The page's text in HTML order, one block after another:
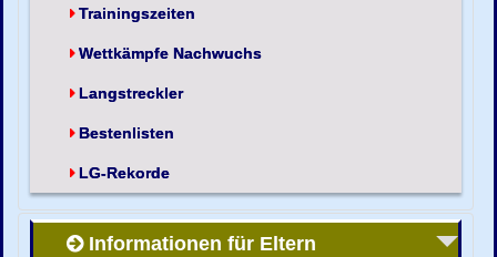
Trainingszeiten
Wettkämpfe Nachwuchs
Langstreckler
Bestenlisten
LG-Rekorde
Informationen für Eltern